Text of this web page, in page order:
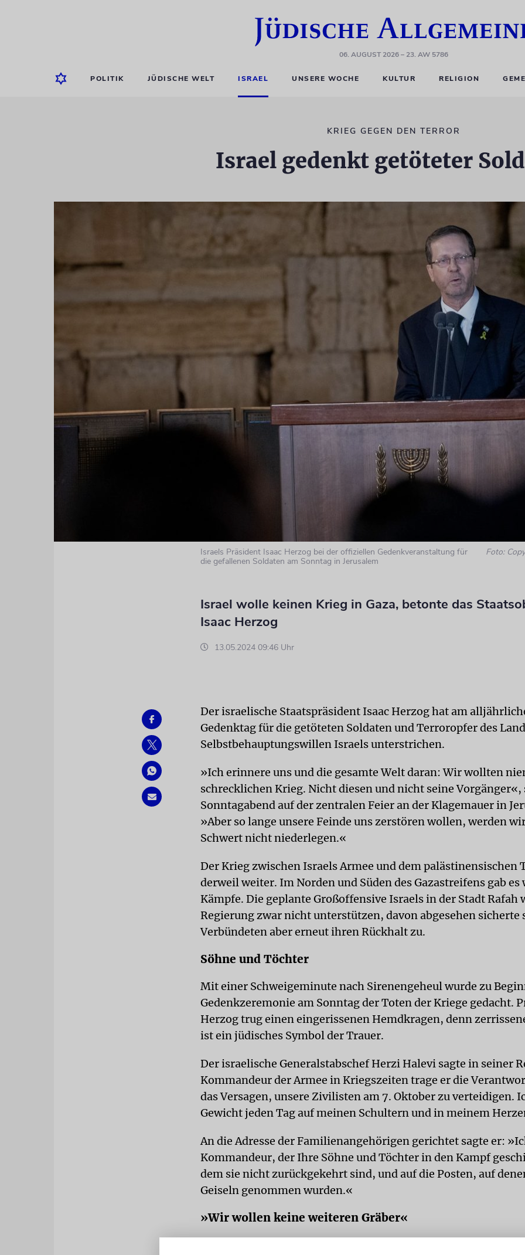
06. AUGUST 2026– 23. AW 5786
POLITIK JÜDISCHE WELT ISRAEL UNSERE WOCHE KULTUR RELIGION
KRIEG GEGEN DEN TERROR
Israel gedenkt getöteter
Israels Präsident Isaac Herzog bei der offiziellen Gedenkveranstaltung für
die gefallenen Soldaten am Sonntag in Jerusalem
Foto:
Israel wolle keinen Krieg in Gaza, betonte das
Isaac Herzog
13.05.2024 09:46 Uhr
Der israelische Staatspräsident Isaac Herzog hat am
Gedenktag für die getöteten Soldaten und Terroropfer des
Selbstbehauptungswillen Israels unterstrichen.
»Ich erinnere uns und die gesamte Welt daran: Wir wollten
schrecklichen Krieg. Nicht diesen und nicht seine Vorgänger«,
Sonntagabend auf der zentralen Feier an der Klagemauer in
»Aber so lange unsere Feinde uns zerstören wollen, werden
Schwert nicht niederlegen.«
Der Krieg zwischen Israels Armee und dem palästinensischen
derweil weiter. Im Norden und Süden des Gazastreifens gab es
Kämpfe. Die geplante Großoffensive Israels in der Stadt Rafah
Regierung zwar nicht unterstützen, davon abgesehen sicherte
Verbündeten aber erneut ihren Rückhalt zu.
Söhne und Töchter
Mit einer Schweigeminute nach Sirenengeheul wurde zu
Gedenkzeremonie am Sonntag der Toten der Kriege gedacht.
Herzog trug einen eingerissenen Hemdkragen, denn
ist ein jüdisches Symbol der Trauer.
Der israelische Generalstabschef Herzi Halevi sagte in seiner
Kommandeur der Armee in Kriegszeiten trage er die
das Versagen, unsere Zivilisten am 7. Oktober zu verteidigen.
Gewicht jeden Tag auf meinen Schultern und in meinem
An die Adresse der Familienangehörigen gerichtet sagte er:
Kommandeur, der Ihre Söhne und Töchter in den Kampf
dem sie nicht zurückgekehrt sind, und auf die Posten, auf
Geiseln genommen wurden.«
»Wir wollen keine weiteren Gräber«